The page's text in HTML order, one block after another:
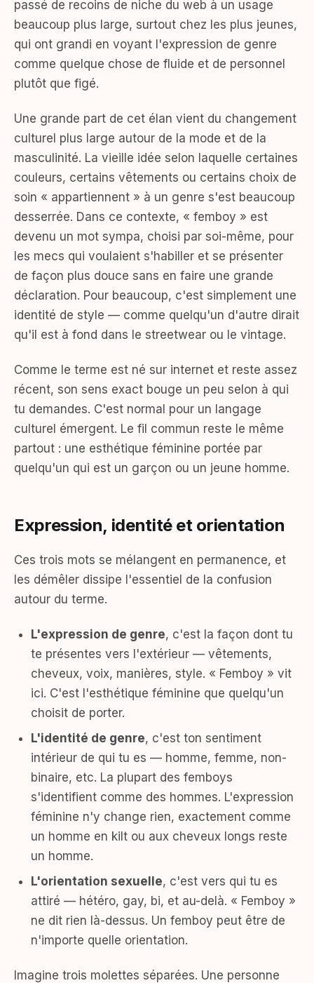
passé de recoins de niche du web à un usage
beaucoup plus large, surtout chez les plus jeunes,
qui ont grandi en voyant l'expression de genre
comme quelque chose de fluide et de personnel
plutôt que figé.
Une grande part de cet élan vient du changement
culturel plus large autour de la mode et de la
masculinité. La vieille idée selon laquelle certaines
couleurs, certains vêtements ou certains choix de
soin « appartiennent » à un genre s'est beaucoup
desserrée. Dans ce contexte, « femboy » est
devenu un mot sympa, choisi par soi-même, pour
les mecs qui voulaient s'habiller et se présenter
de façon plus douce sans en faire une grande
déclaration. Pour beaucoup, c'est simplement une
identité de style — comme quelqu'un d'autre dirait
qu'il est à fond dans le streetwear ou le vintage.
Comme le terme est né sur internet et reste assez
récent, son sens exact bouge un peu selon à qui
tu demandes. C'est normal pour un langage
culturel émergent. Le fil commun reste le même
partout : une esthétique féminine portée par
quelqu'un qui est un garçon ou un jeune homme.
Expression, identité et orientation
Ces trois mots se mélangent en permanence, et
les démêler dissipe l'essentiel de la confusion
autour du terme.
L'expression de genre, c'est la façon dont tu
te présentes vers l'extérieur — vêtements,
cheveux, voix, manières, style. « Femboy » vit
ici. C'est l'esthétique féminine que quelqu'un
choisit de porter.
L'identité de genre, c'est ton sentiment
intérieur de qui tu es — homme, femme, non-
binaire, etc. La plupart des femboys
s'identifient comme des hommes. L'expression
féminine n'y change rien, exactement comme
un homme en kilt ou aux cheveux longs reste
un homme.
L'orientation sexuelle, c'est vers qui tu es
attiré — hétéro, gay, bi, et au-delà. « Femboy »
ne dit rien là-dessus. Un femboy peut être de
n'importe quelle orientation.
Imagine trois molettes séparées. Une personne